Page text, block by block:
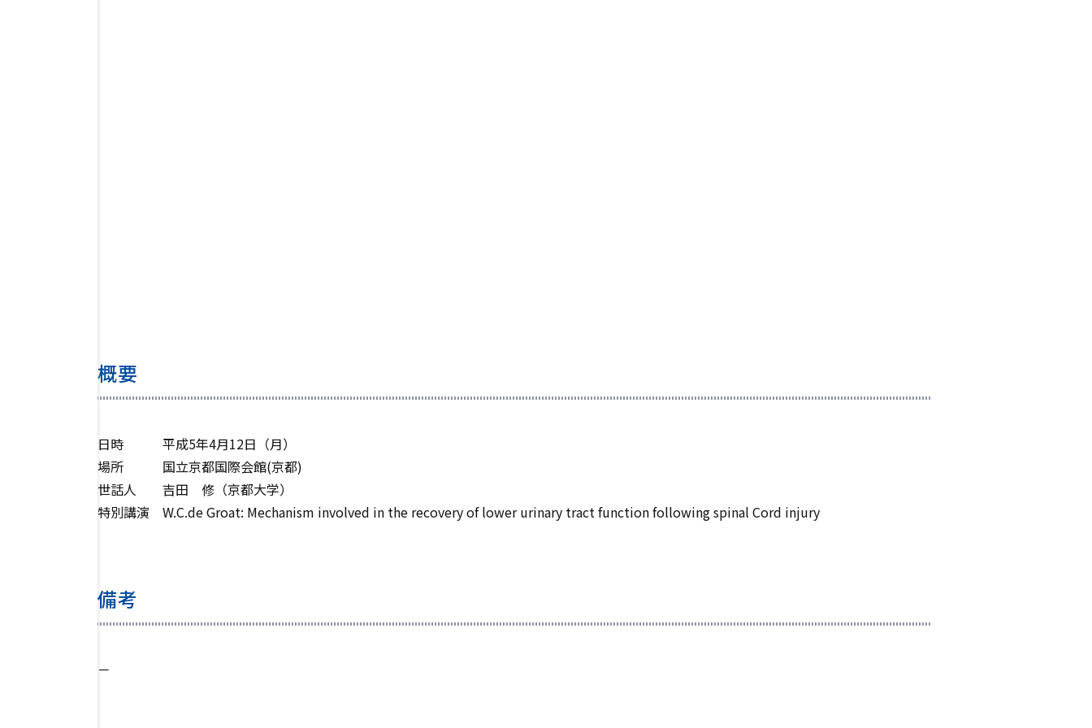
概要
日時 平成5年4月12日（月）
場所 国立京都国際会館(京都)
世話人 吉田 修（京都大学）
特別講演 W.C.de Groat: Mechanism involved in the recovery of lower urinary tract function following spinal Cord injury
備考
－